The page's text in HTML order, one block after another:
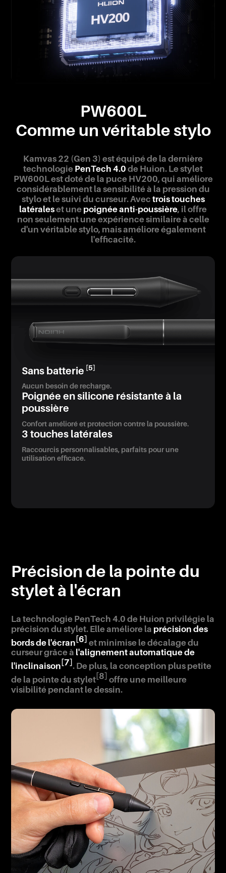
PW600L
Comme un véritable stylo
Kamvas 22 (Gen 3) est équipé de la dernière
technologie PenTech 4.0 de Huion. Le stylet
PW600L est doté de la puce HV200, qui améliore
considérablement la sensibilité à la pression du
stylo et le suivi du curseur. Avec trois touches
latéraleset une poignée anti-poussière, il offre
non seulement une expérience similaire à celle
d'un véritable stylo, mais améliore également
l'efficacité.
Sans batterie [5]
Aucun besoin de recharge.
Poignée en silicone résistante à la
poussière
Confort amélioré et protection contre la poussière.
3 touches latérales
Raccourcis personnalisables, parfaits pour une
utilisation efficace.
Précision de la pointe du
stylet à l'écran
La technologie PenTech 4.0 de Huion privilégie la
précision du stylet. Elle améliore la précision des
bords de l'écran[6] et minimise le décalage du
curseur grâce à l'alignement automatique de
l'inclinaison [7]. De plus, la conception plus petite
de la pointe du stylet[8] offre une meilleure
visibilité pendant le dessin.